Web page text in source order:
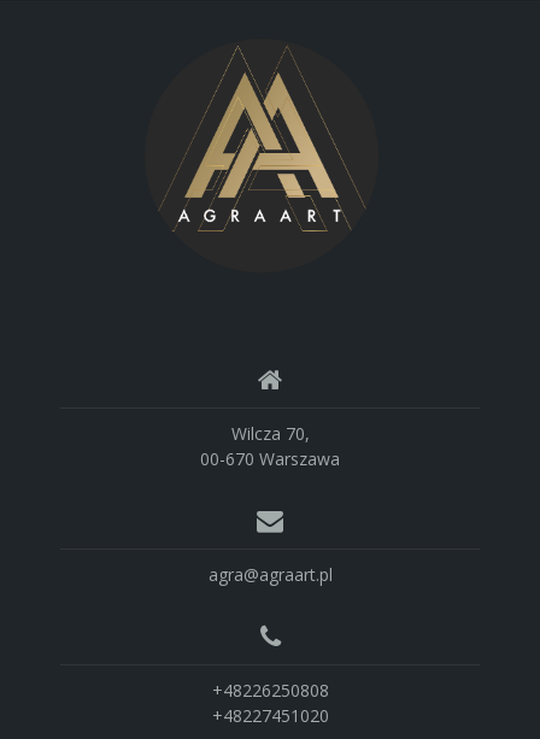
Wilcza 70,
00-670 Warszawa
agra@agraart.pl
+48226250808
+48227451020